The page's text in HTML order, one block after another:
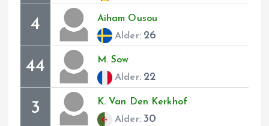
4 Aiham Ousou
Alder: 26
44 M. Sow
Alder: 22
3 K. Van Den Kerkhof
Alder: 30